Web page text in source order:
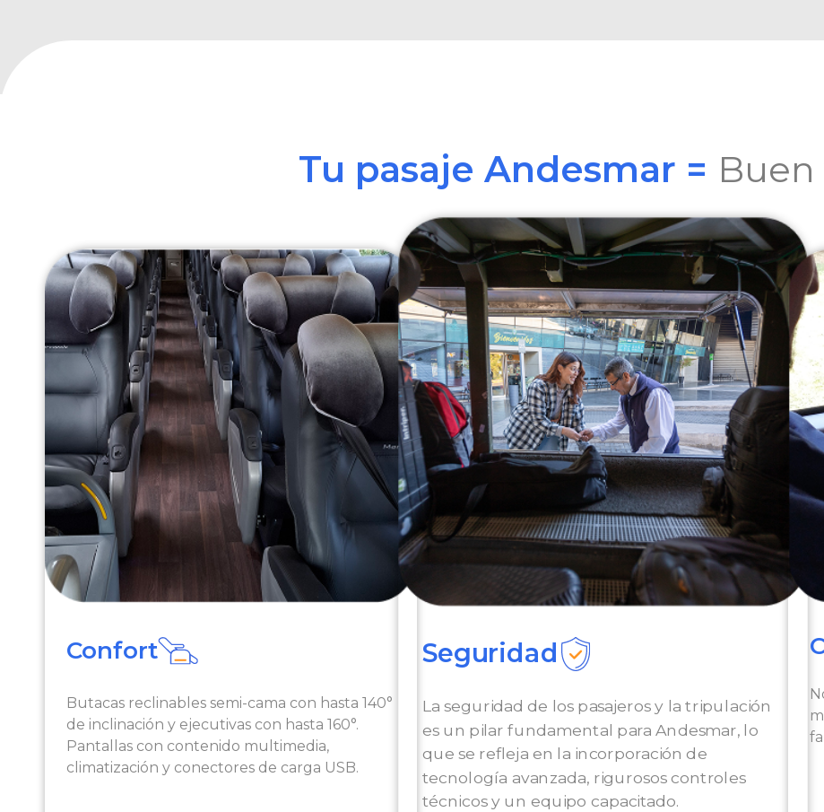
Tu pasaje Andesmar = Buen
Confort
Butacas reclinables semi-cama con hasta 140°
de inclinación y ejecutivas con hasta 160°.
Pantallas con contenido multimedia,
climatización y conectores de carga USB.
Seguridad
La seguridad de los pasajeros y la tripulación
es un pilar fundamental para Andesmar, lo
que se refleja en la incorporación de
tecnología avanzada, rigurosos controles
técnicos y un equipo capacitado.